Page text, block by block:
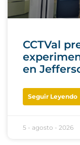
CCTVal
en
Seguir Leyendo
5 - agosto - 2026